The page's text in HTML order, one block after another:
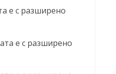
е с разширено
е с разширено